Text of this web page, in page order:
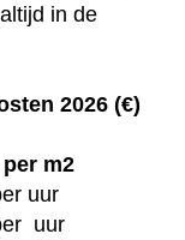
altijd in de
2026 (€)
per m2
uur
uur